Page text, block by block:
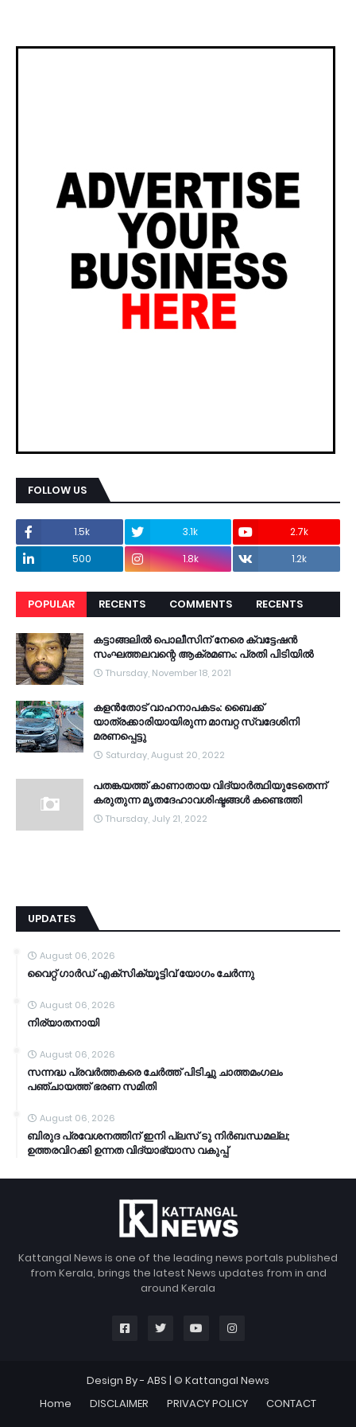
FOLLOW US
1.5k 3.1k
2.7k
500
1.8k 1.2k
POPULAR RECENTS COMMENTS RECENTS
കട്ടാങ്ങലിൽ പൊലീസിന് നേരെ ക്വട്ടേഷൻ
സംഘത്തലവന്റെ ആക്രമണം: പ്രതി പിടിയിൽ
Thursday, November 18, 2021
കളൻതോട് വാഹനാപകടം: ബൈക്ക്
യാത്രക്കാരിയായിരുന്ന മാമ്പറ്റ സ്വദേശിനി
മരണപ്പെട്ടു
Saturday, August 20, 2022
പതങ്കയത്ത് കാണാതായ വിദ്യാർത്ഥിയുടേതെന്ന്
കരുതുന്ന മൃതദേഹാവശിഷ്ടങ്ങൾ കണ്ടെത്തി
Thursday, July 21, 2022
UPDATES
August 06, 2026
വൈറ്റ് ഗാർഡ് എക്സിക്യൂട്ടിവ് യോഗം ചേർന്നു
August 06, 2026
നിര്യാതനായി
August 06, 2026
സന്നദ്ധ പ്രവർത്തകരെ ചേർത്ത് പിടിച്ചു ചാത്തമംഗലം
പഞ്ചായത്ത്‌ ഭരണ സമിതി
August 06, 2026
ബിരുദ പ്രവേശനത്തിന് ഇനി പ്ലസ് ടു നിർബന്ധമല്ല;
ഉത്തരവിറക്കി ഉന്നത വിദ്യാഭ്യാസ വകുപ്പ്
Kattangal News is one of the leading news portals published
from Kerala, brings the latest News updates from in and
around Kerala
Design By - ABS | © Kattangal News
Home
DISCLAIMER PRIVACY POLICY CONTACT